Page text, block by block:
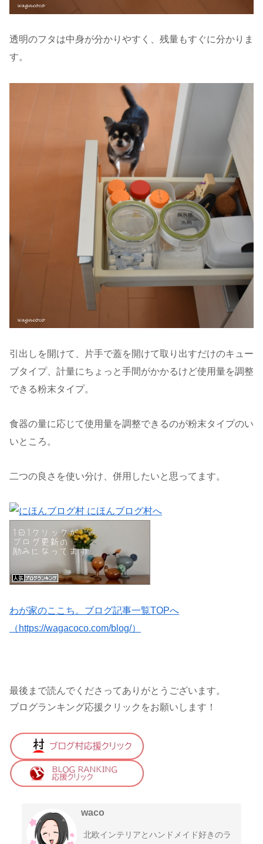
透明のフタは中身が分かりやすく、残量もすぐに分かりま
す。
引出しを開けて、片手で蓋を開けて取り出すだけのキュー
ブタイプ、計量にちょっと手間がかかるけど使用量を調整
できる粉末タイプ。
食器の量に応じて使用量を調整できるのが粉末タイプのい
いところ。
二つの良さを使い分け、併用したいと思ってます。
わが家のここち。ブログ記事一覧TOPへ
（https://wagacoco.com/blog/）
最後まで読んでくださってありがとうございます。
ブログランキング応援クリックをお願いします！
waco
北欧インテリアとハンドメイド好きのラ